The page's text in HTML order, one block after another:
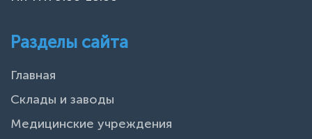
Разделы сайта
Главная
Склады и заводы
Медицинские учреждения